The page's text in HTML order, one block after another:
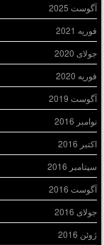
آگوست 2025
فوریه 2021
جولای 2020
فوریه 2020
آگوست 2019
نوامبر 2016
اکتبر 2016
سپتامبر 2016
آگوست 2016
جولای 2016
ژوئن 2016